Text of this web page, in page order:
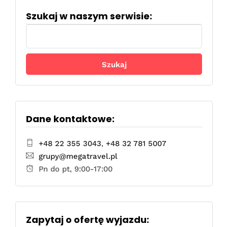
Szukaj w naszym serwisie:
Szukaj:
Dane kontaktowe:
+48 22 355 3043, +48 32 781 5007
grupy@megatravel.pl
Pn do pt, 9:00-17:00
Zapytaj o ofertę wyjazdu: